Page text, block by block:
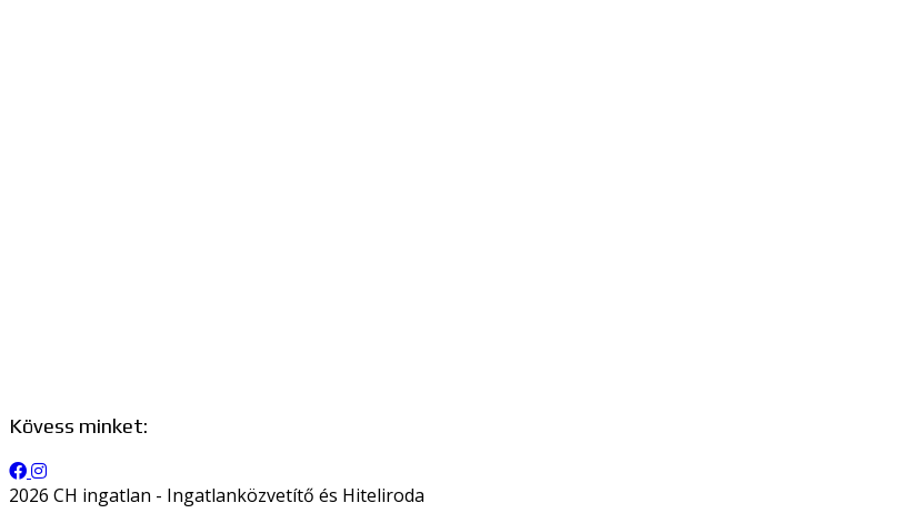
Kövess minket:
2026 CH ingatlan - Ingatlanközvetítő és Hiteliroda